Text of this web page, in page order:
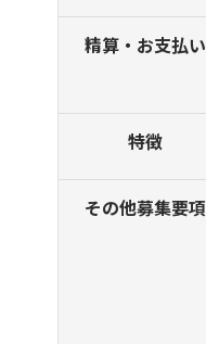
精算・お支払い
特徴
その他募集要項